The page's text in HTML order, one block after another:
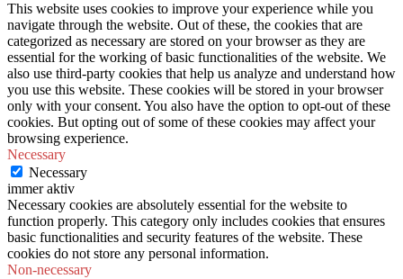
This website uses cookies to improve your experience while you
navigate through the website. Out of these, the cookies that are
categorized as necessary are stored on your browser as they are
essential for the working of basic functionalities of the website. We
also use third-party cookies that help us analyze and understand how
you use this website. These cookies will be stored in your browser
only with your consent. You also have the option to opt-out of these
cookies. But opting out of some of these cookies may affect your
browsing experience.
Necessary
Necessary
immer aktiv
Necessary cookies are absolutely essential for the website to
function properly. This category only includes cookies that ensures
basic functionalities and security features of the website. These
cookies do not store any personal information.
Non-necessary